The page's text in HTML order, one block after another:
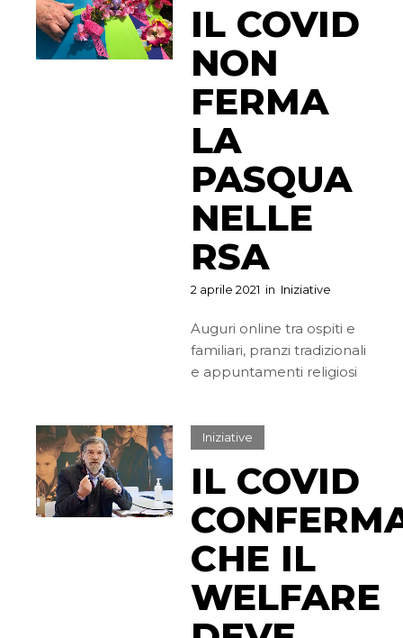
IL COVID
NON
FERMA
LA
PASQUA
NELLE
RSA
2 aprile 2021 in Iniziative
Auguri online tra ospiti e
familiari, pranzi tradizionali
e appuntamenti religiosi
Iniziative
IL COVID
CHE IL
WELFARE